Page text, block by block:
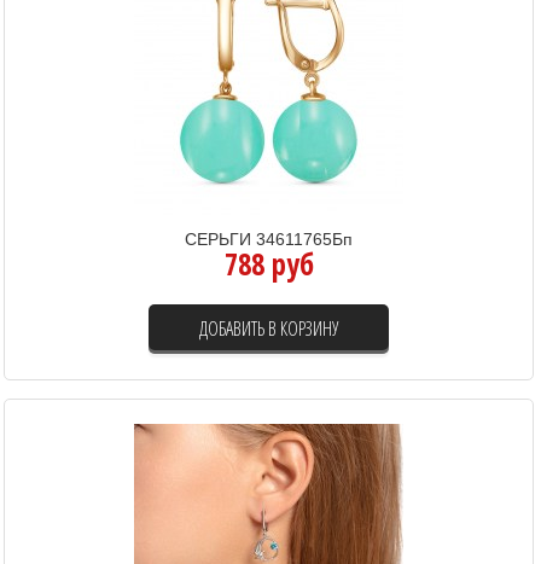
СЕРЬГИ 34611765Бп
788 руб
ДОБАВИТЬ В КОРЗИНУ